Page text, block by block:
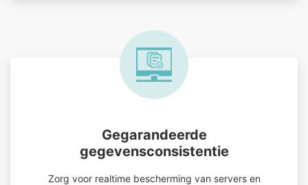
Gegarandeerde
gegevensconsistentie
Zorg voor realtime bescherming van servers en